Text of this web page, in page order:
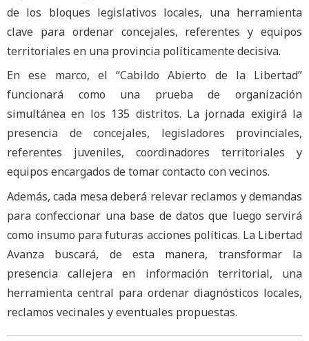
de los bloques legislativos locales, una herramienta
clave para ordenar concejales, referentes y equipos
territoriales en una provincia políticamente decisiva.
En ese marco, el “Cabildo Abierto de la Libertad”
funcionará como una prueba de organización
simultánea en los 135 distritos. La jornada exigirá la
presencia de concejales, legisladores provinciales,
referentes juveniles, coordinadores territoriales y
equipos encargados de tomar contacto con vecinos.
Además, cada mesa deberá relevar reclamos y demandas
para confeccionar una base de datos que luego servirá
como insumo para futuras acciones políticas. La Libertad
Avanza buscará, de esta manera, transformar la
presencia callejera en información territorial, una
herramienta central para ordenar diagnósticos locales,
reclamos vecinales y eventuales propuestas.